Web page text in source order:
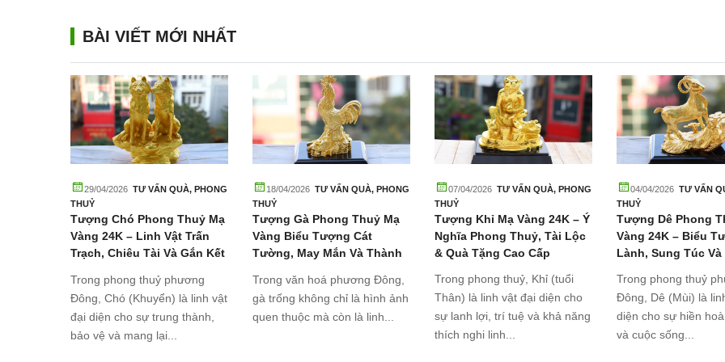
BÀI VIẾT MỚI NHẤT
29/04/2026 TƯ VẤN QUÀ, PHONG
THUỶ
Tượng Chó Phong Thuỷ Mạ
Vàng 24K – Linh Vật Trấn
Trạch, Chiêu Tài Và Gắn Kết
Trong phong thuỷ phương
Đông, Chó (Khuyển) là linh vật
đại diện cho sự trung thành,
bảo vệ và mang lại...
18/04/2026 TƯ VẤN QUÀ, PHONG
THUỶ
Tượng Gà Phong Thuỷ Mạ
Vàng Biểu Tượng Cát
Tường, May Mắn Và Thành
Trong văn hoá phương Đông,
gà trống không chỉ là hình ảnh
quen thuộc mà còn là linh...
07/04/2026 TƯ VẤN QUÀ, PHONG
THUỶ
Tượng Khỉ Mạ Vàng 24K – Ý
Nghĩa Phong Thuỷ, Tài Lộc
& Quà Tặng Cao Cấp
Trong phong thuỷ, Khỉ (tuổi
Thân) là linh vật đại diện cho
sự lanh lợi, trí tuệ và khả năng
thích nghi linh...
04/04/2026 TƯ VẤN
THUỶ
Tượng Dê Phong
Vàng 24K – Biểu
Lành, Sung Túc Và
Trong phong thuỷ
Đông, Dê (Mùi) là
diện cho sự hiền
và cuộc sống...